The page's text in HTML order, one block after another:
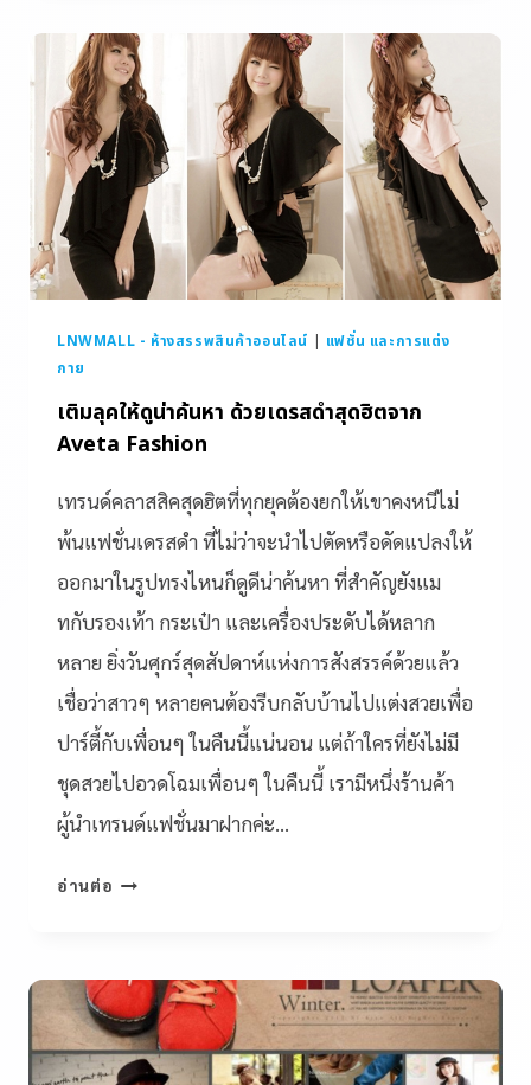
LNWMALL - ห้างสรรพสินค้าออนไลน์ | แฟชั่น และการแต่ง
กาย
เติมลุคให้ดูน่าค้นหา ด้วยเดรสดำสุดฮิตจาก
Aveta Fashion
เทรนด์คลาสสิคสุดฮิตที่ทุกยุคต้องยกให้เขาคงหนีไม่
พ้นแฟชั่นเดรสดำ ที่ไม่ว่าจะนำไปตัดหรือดัดแปลงให้
ออกมาในรูปทรงไหนก็ดูดีน่าค้นหา ที่สำคัญยังแม
ทกับรองเท้า กระเป๋า และเครื่องประดับได้หลาก
หลาย ยิ่งวันศุกร์สุดสัปดาห์แห่งการสังสรรค์ด้วยแล้ว
เชื่อว่าสาวๆ หลายคนต้องรีบกลับบ้านไปแต่งสวยเพื่อ
ปาร์ตี้กับเพื่อนๆ ในคืนนี้แน่นอน แต่ถ้าใครที่ยังไม่มี
ชุดสวยไปอวดโฉมเพื่อนๆ ในคืนนี้ เรามีหนึ่งร้านค้า
ผู้นำเทรนด์แฟชั่นมาฝากค่ะ…
อ่านต่อ